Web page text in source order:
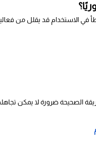
الاستخدام قد يقلل من
الصحيحة ضرورة لا يمكن